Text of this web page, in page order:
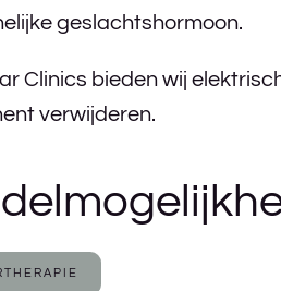
geslachtshormoon.
Clinics bieden wij
verwijderen.